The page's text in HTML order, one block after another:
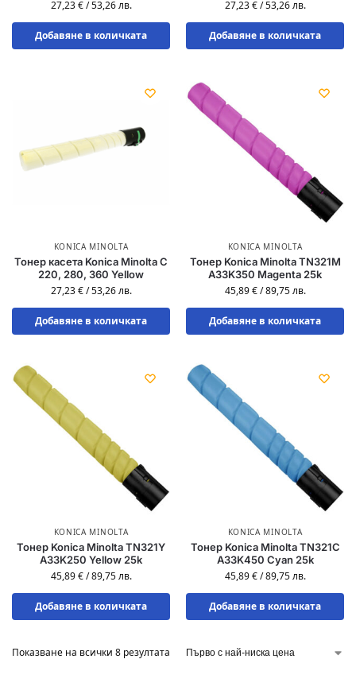
27,23€ /53,26лв.
Добавяне в количката
27,23€ /53,26лв.
Добавяне в количката
KONICA MINOLTA
Тонер касета Konica Minolta C
220, 280, 360 Yellow
27,23€ /53,26лв.
Добавяне в количката
KONICA MINOLTA
Тонер Konica Minolta TN321M
A33K350 Magenta 25k
45,89€ /89,75лв.
Добавяне в количката
KONICA MINOLTA
Тонер Konica Minolta TN321Y
A33K250 Yellow 25k
45,89€ /89,75лв.
Добавяне в количката
KONICA MINOLTA
Тонер Konica Minolta TN321C
A33K450 Cyan 25k
45,89€ /89,75лв.
Добавяне в количката
Показване на всички 8 резултата